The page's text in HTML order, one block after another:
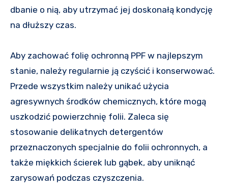
dbanie o nią, aby utrzymać jej doskonałą kondycję
na dłuższy czas.
Aby zachować folię ochronną PPF w najlepszym
stanie, należy regularnie ją czyścić i konserwować.
Przede wszystkim należy unikać użycia
agresywnych środków chemicznych, które mogą
uszkodzić powierzchnię folii. Zaleca się
stosowanie delikatnych detergentów
przeznaczonych specjalnie do folii ochronnych, a
także miękkich ścierek lub gąbek, aby uniknąć
zarysowań podczas czyszczenia.